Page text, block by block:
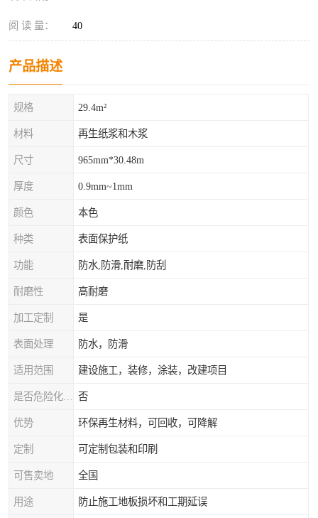
阅 读 量： 40
产品描述
规格 29.4m²
材料 再生纸浆和木浆
尺寸 965mm*30.48m
厚度 0.9mm~1mm
颜色 本色
种类 表面保护纸
功能 防水,防滑,耐磨,防刮
耐磨性 高耐磨
加工定制 是
表面处理 防水，防滑
适用范围 建设施工，装修，涂装，改建项目
否
优势 环保再生材料，可回收，可降解
定制 可定制包装和印刷
可售卖地 全国
用途 防止施工地板损坏和工期延误